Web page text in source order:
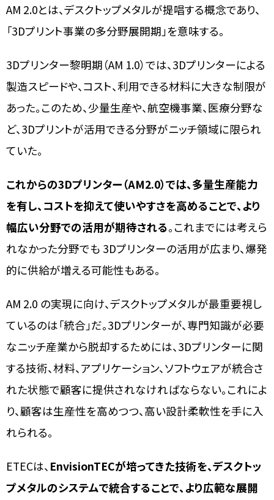
AM 2.0とは、デスクトップメタルが提唱する概念であり、
「3Dプリント事業の多分野展開期」を意味する。
3Dプリンター黎明期（AM 1.0）では、3Dプリンターによる
製造スピードや、コスト、利用できる材料に大きな制限が
あった。このため、少量生産や、航空機事業、医療分野な
ど、3Dプリントが活用できる分野がニッチ領域に限られ
ていた。
これからの3Dプリンター（AM2.0）では、多量生産能力
を有し、コストを抑えて使いやすさを高めることで、より
幅広い分野での活用が期待される。これまでには考えら
れなかった分野でも 3Dプリンターの活用が広まり、爆発
的に供給が増える可能性もある。
AM 2.0 の実現に向け、デスクトップメタルが最重要視し
ているのは「統合」だ。3Dプリンターが、専門知識が必要
なニッチ産業から脱却するためには、3Dプリンターに関
する技術、材料、アプリケーション、ソフトウェアが統合さ
れた状態で顧客に提供されなければならない。これによ
り、顧客は生産性を高めつつ、高い設計柔軟性を手に入
れられる。
ETECは、 EnvisionTECが培ってきた技術を、デスクトッ
プメタルのシステムで統合することで、より広範な展開